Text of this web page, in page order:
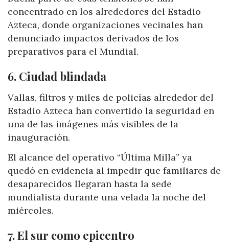
concentrado en los alrededores del Estadio
Azteca, donde organizaciones vecinales han
denunciado impactos derivados de los
preparativos para el Mundial.
6. Ciudad blindada
Vallas, filtros y miles de policías alrededor del
Estadio Azteca han convertido la seguridad en
una de las imágenes más visibles de la
inauguración.
El alcance del operativo “Última Milla” ya
quedó en evidencia al impedir que familiares de
desaparecidos llegaran hasta la sede
mundialista durante una velada la noche del
miércoles.
7. El sur como epicentro